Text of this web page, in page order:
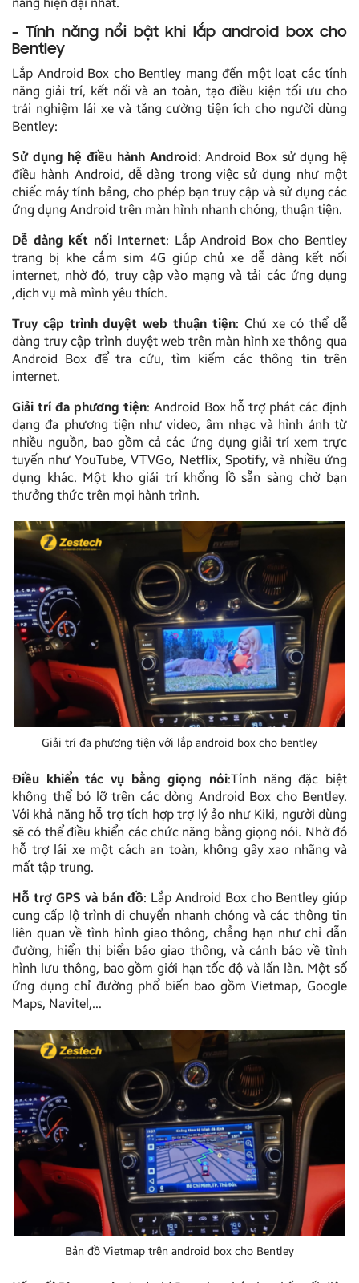
– Tính năng nổi bật khi lắp android box cho
Bentley
Lắp Android Box cho Bentley mang đến một loạt các tính
năng giải trí, kết nối và an toàn, tạo điều kiện tối ưu cho
trải nghiệm lái xe và tăng cường tiện ích cho người dùng
Bentley:
Sử dụng hệ điều hành Android: Android Box sử dụng hệ
điều hành Android, dễ dàng trong việc sử dụng như một
chiếc máy tính bảng, cho phép bạn truy cập và sử dụng các
ứng dụng Android trên màn hình nhanh chóng, thuận tiện.
Dễ dàng kết nối Internet: Lắp Android Box cho Bentley
trang bị khe cắm sim 4G giúp chủ xe dễ dàng kết nối
internet, nhờ đó, truy cập vào mạng và tải các ứng dụng
,dịch vụ mà mình yêu thích.
Truy cập trình duyệt web thuận tiện: Chủ xe có thể dễ
dàng truy cập trình duyệt web trên màn hình xe thông qua
Android Box để tra cứu, tìm kiếm các thông tin trên
internet.
Giải trí đa phương tiện: Android Box hỗ trợ phát các định
dạng đa phương tiện như video, âm nhạc và hình ảnh từ
nhiều nguồn, bao gồm cả các ứng dụng giải trí xem trực
tuyến như YouTube, VTVGo, Netflix, Spotify, và nhiều ứng
dụng khác. Một kho giải trí khổng lồ sẵn sàng chờ bạn
thưởng thức trên mọi hành trình.
Giải trí đa phương tiện với lắp android box cho bentley
Điều khiển tác vụ bằng giọng nói:Tính năng đặc biệt
không thể bỏ lỡ trên các dòng Android Box cho Bentley.
Với khả năng hỗ trợ tích hợp trợ lý ảo như Kiki, người dùng
sẽ có thể điều khiển các chức năng bằng giọng nói. Nhờ đó
hỗ trợ lái xe một cách an toàn, không gây xao nhãng và
mất tập trung.
Hỗ trợ GPS và bản đồ: Lắp Android Box cho Bentley giúp
cung cấp lộ trình di chuyển nhanh chóng và các thông tin
liên quan về tình hình giao thông, chẳng hạn như chỉ dẫn
đường, hiển thị biển báo giao thông, và cảnh báo về tình
hình lưu thông, bao gồm giới hạn tốc độ và lấn làn. Một số
ứng dụng chỉ đường phổ biến bao gồm Vietmap, Google
Maps, Navitel,…
Bản đồ Vietmap trên android box cho Bentley